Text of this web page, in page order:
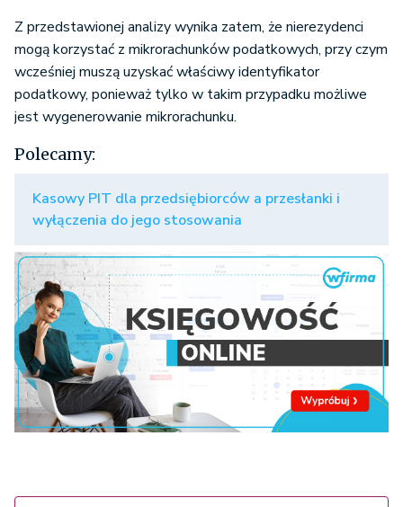
Z przedstawionej analizy wynika zatem, że nierezydenci
mogą korzystać z mikrorachunków podatkowych, przy czym
wcześniej muszą uzyskać właściwy identyfikator
podatkowy, ponieważ tylko w takim przypadku możliwe
jest wygenerowanie mikrorachunku.
Polecamy:
Kasowy PIT dla przedsiębiorców a przesłanki i
wyłączenia do jego stosowania